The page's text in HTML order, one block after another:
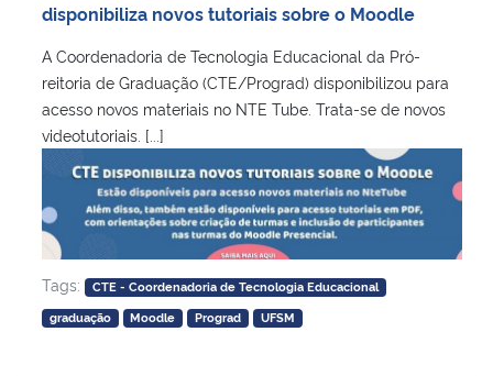
disponibiliza novos tutoriais sobre o Moodle
A Coordenadoria de Tecnologia Educacional da Pró-
reitoria de Graduação (CTE/Prograd) disponibilizou para
acesso novos materiais no NTE Tube. Trata-se de novos
videotutoriais. [...]
Tags:
CTE - Coordenadoria de Tecnologia Educacional
graduação
Moodle Prograd UFSM